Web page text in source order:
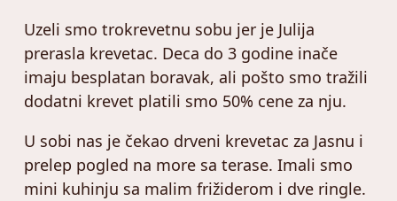
Uzeli smo trokrevetnu sobu jer je Julija
prerasla krevetac. Deca do 3 godine inače
imaju besplatan boravak, ali pošto smo tražili
dodatni krevet platili smo 50% cene za nju.
U sobi nas je čekao drveni krevetac za Jasnu i
prelep pogled na more sa terase. Imali smo
mini kuhinju sa malim frižiderom i dve ringle.